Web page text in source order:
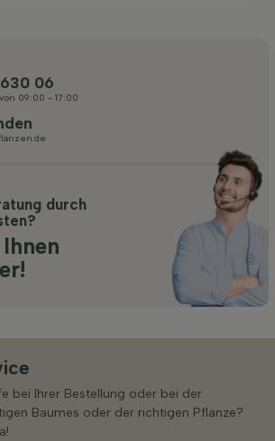
06
09:00 - 17:00
durch
bei Ihrer Bestellung oder bei der
Baumes oder der richtigen Pflanze?